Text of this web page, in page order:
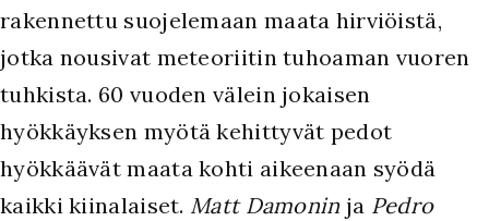
rakennettu suojelemaan maata hirviöistä,
jotka nousivat meteoriitin tuhoaman vuoren
tuhkista. 60 vuoden välein jokaisen
hyökkäyksen myötä kehittyvät pedot
hyökkäävät maata kohti aikeenaan syödä
kaikki kiinalaiset. Matt Damonin ja Pedro